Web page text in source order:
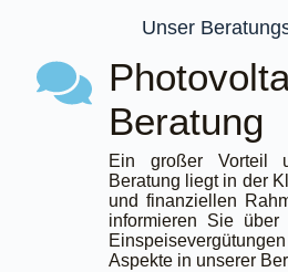
Unser
Beratung
Ein großer Vorteil
Beratung liegt in der
und finanziellen
informieren Sie über
Aspekte in unserer